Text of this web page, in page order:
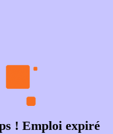
! Emploi expiré